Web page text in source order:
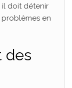
il doit détenir
en
des